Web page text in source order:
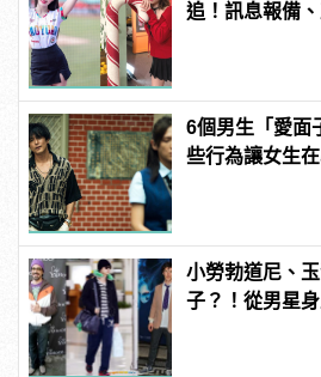
追！訊息報備
6個男生「愛面
些行為讓女生
小勞勃道尼、
子？！從男星